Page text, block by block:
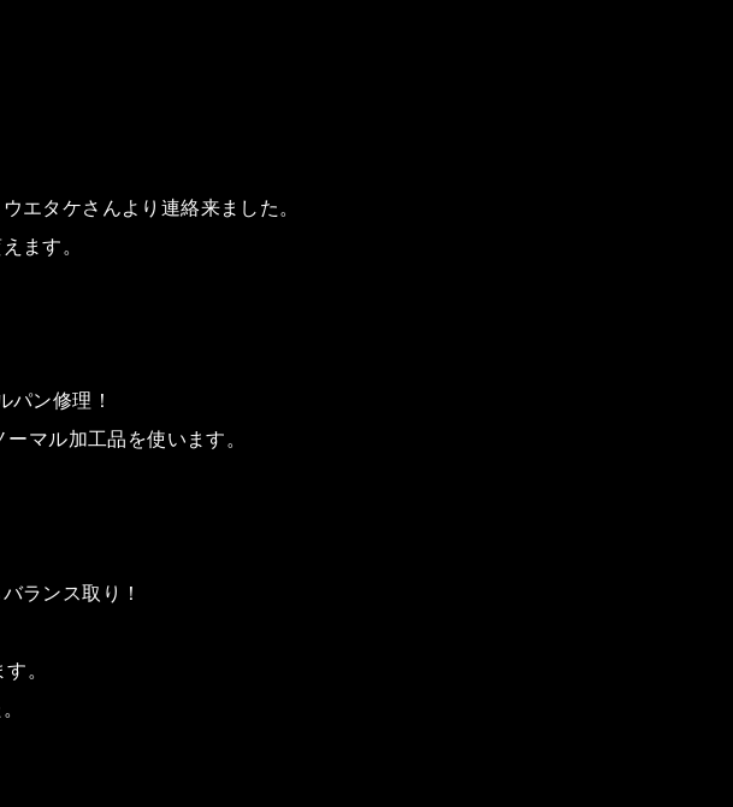
エタケさんより連絡来ました。
ます。
パン修理！
マル加工品を使います。
ランス取り！
。